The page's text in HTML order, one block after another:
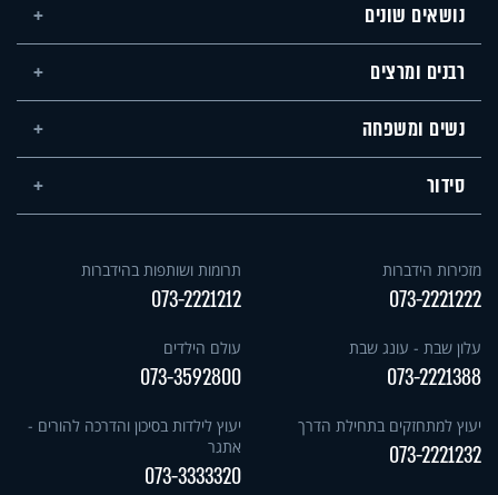
נושאים שונים
רבנים ומרצים
נשים ומשפחה
סידור
מזכירות הידברות
073-2221222
תרומות ושותפות בהידברות
073-2221212
עלון שבת - עונג שבת
073-2221388
עולם הילדים
073-3592800
יעוץ למתחזקים בתחילת הדרך
073-2221232
יעוץ לילדות בסיכון והדרכה להורים -
אתגר
073-3333320